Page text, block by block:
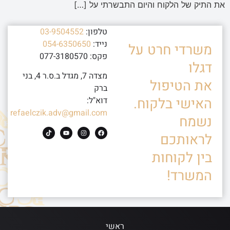
את התיק של הלקוח והיום התבשרתי על […]
משרדי חרט על
דגלו
את הטיפול
האישי בלקוח.
נשמח
לראותכם
בין לקוחות
המשרד!
טלפון: 03-9504552
נייד: 054-6350650
פקס: 077-3180570
מצדה 7, מגדל ב.ס.ר 4, בני
ברק
דוא"ל:
refaelczik.adv@gmail.com
ראשי